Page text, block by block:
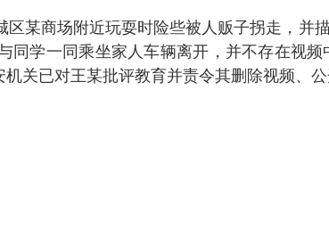
某商场附近玩耍时险些被人贩子拐走，并描
学一同乘坐家人车辆离开，并不存在视
关已对王某批评教育并责令其删除视频、公